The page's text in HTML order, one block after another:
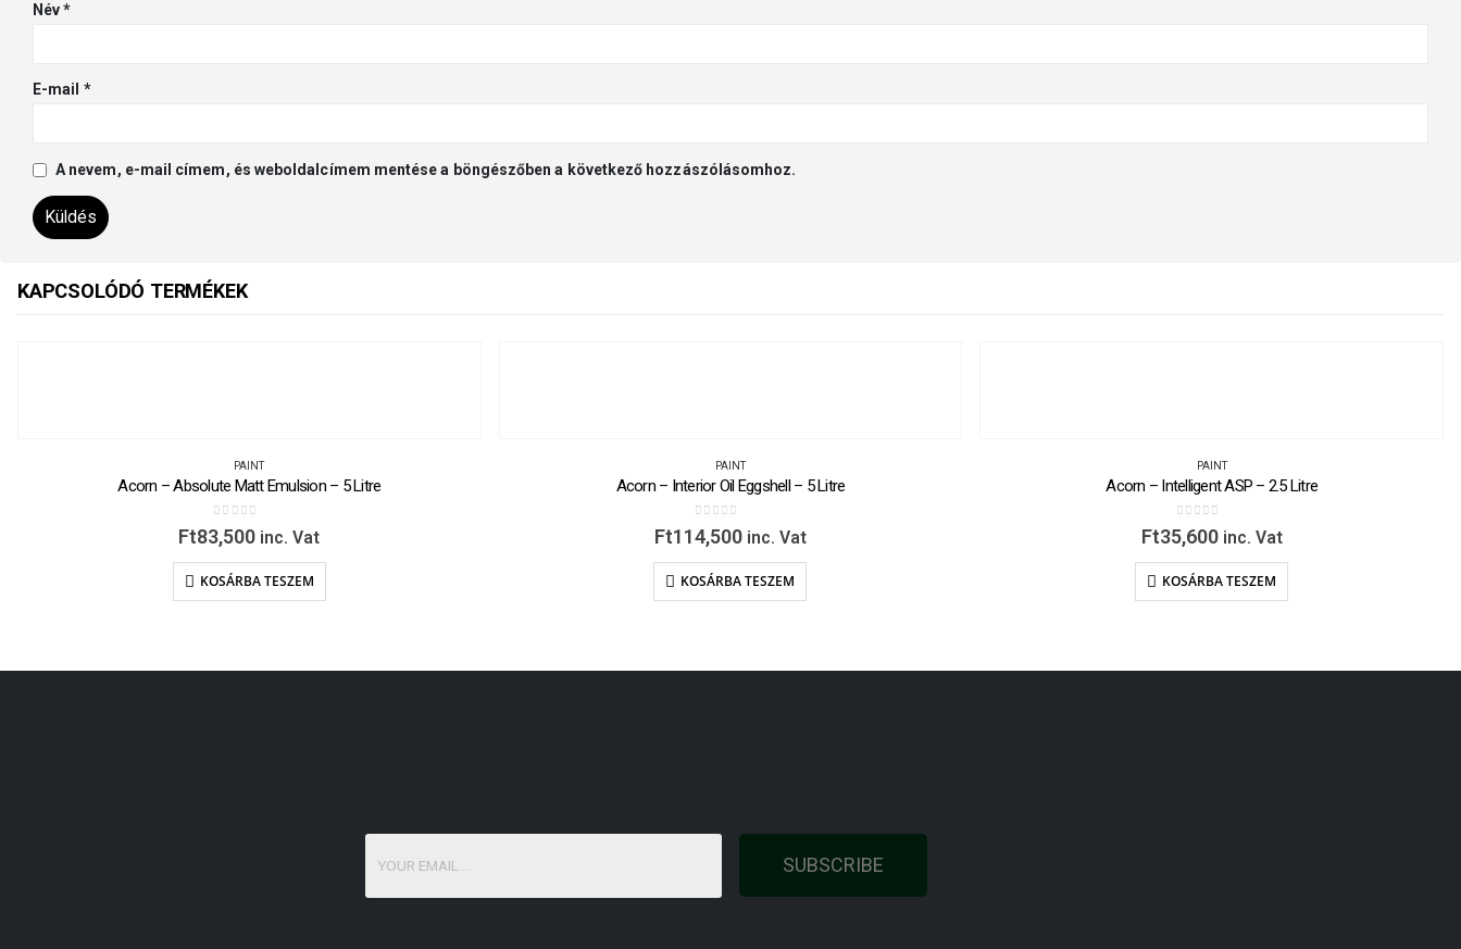
Név*
E-mail *
A nevem, e-mail címem, és weboldalcímem mentése a böngészőben a következő hozzászólásomhoz.
KAPCSOLÓDÓ TERMÉKEK
PAINT
Acorn – Absolute Matt Emulsion – 5 Litre
0 out of 5
Ft83,500 inc. Vat
KOSÁRBA TESZEM
PAINT
Acorn – Interior Oil Eggshell – 5 Litre
0out of 5
Ft114,500 inc. Vat
KOSÁRBA TESZEM
PAINT
Acorn – Intelligent ASP – 2.5 Litre
0 out of 5
Ft35,600 inc. Vat
KOSÁRBA TESZEM
SUBSCRIBE